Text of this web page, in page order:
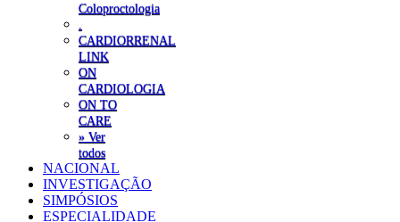
Coloproctologia
CARDIORRENAL
LINK
ON
CARDIOLOGIA
ON TO
CARE
» Ver
todos
NACIONAL
INVESTIGAÇÃO
SIMPÓSIOS
ESPECIALIDADE